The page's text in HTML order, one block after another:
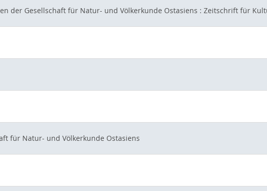
der Gesellschaft für Natur- und Völkerkunde Ostasiens : Zeitschrift für
für Natur- und Völkerkunde Ostasiens